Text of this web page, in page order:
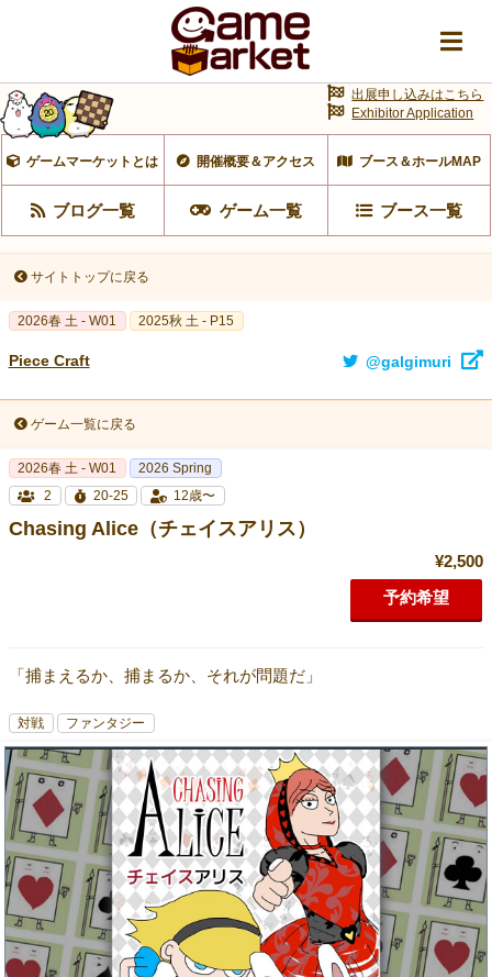
ゲームマーケットとは 開催概要＆アクセス ブース＆ホールMAP
ブログ一覧 ゲーム一覧 ブース一覧
出展申し込みはこちら
Exhibitor Application
サイトトップに戻る
2026春 土 - W01 2025秋 土 - P15
Piece Craft @galgimuri
ゲーム一覧に戻る
2026春 土 - W01
2026 Spring
2
20-25 12歳〜
Chasing Alice（チェイスアリス）
¥2,500
予約希望
「捕まえるか、捕まるか、それが問題だ」
対戦 ファンタジー